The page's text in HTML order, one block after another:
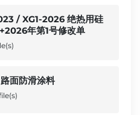
/ XG1-2026 绝热用硅
年第1号修改单
面防滑涂料